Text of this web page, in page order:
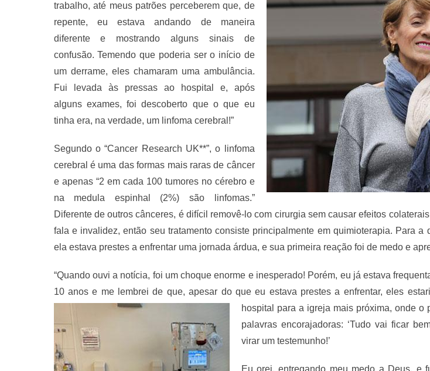
trabalho, até meus patrões perceberem que, de
repente, eu estava andando de maneira
diferente e mostrando alguns sinais de
confusão. Temendo que poderia ser o início de
um derrame, eles chamaram uma ambulância.
Fui levada às pressas ao hospital e, após
alguns exames, foi descoberto que o que eu
tinha era, na verdade, um linfoma cerebral!”
Segundo o “Cancer Research UK**”, o linfoma
cerebral é uma das formas mais raras de câncer
e apenas “2 em cada 100 tumores no cérebro e
na medula espinhal (2%) são linfomas.”
Diferente de outros cânceres, é difícil removê-lo com cirurgia sem causar efeitos
fala e invalidez, então seu tratamento consiste principalmente em quimioterapia. Para a
ela estava prestes a enfrentar uma jornada árdua, e sua primeira reação foi de medo e
“Quando ouvi a notícia, foi um choque enorme e inesperado! Porém, eu já estava
10 anos e me lembrei de que, apesar do que eu estava prestes a enfrentar, eles
hospital para a igreja mais próxima, onde o
palavras encorajadoras: ‘Tudo vai ficar
virar um testemunho!’
Eu orei, entregando meu medo a Deus, e